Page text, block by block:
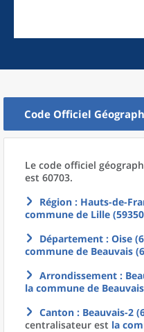
Code Officiel
Le code officiel
est 60703.
Région : Hauts-de-
commune de Lille
Département : Oise
commune de Beauvais
Arrondissement :
la commune de
Canton : Beauvais-2
centralisateur est la